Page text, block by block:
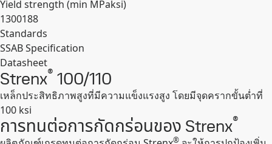
Yield strength (min MPaksi)
1300188
Standards
SSAB Specification
Datasheet
Expand
Strenx® 100/110
เหล็กประสิทธิภาพสูงที่มีความแข็งแรงสูง โดยมีจุดครากขั้นต่ำที่
100 ksi
การทนต่อการกัดกร่อนของ Strenx®
®